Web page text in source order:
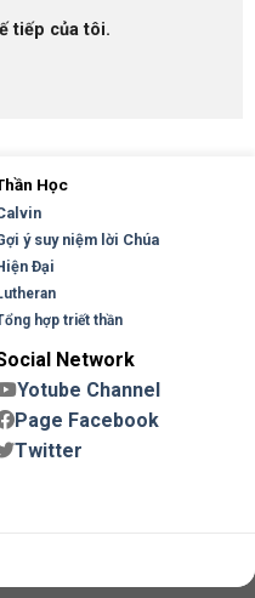
tiếp của tôi.
Học
ý suy niệm lời Chúa
Đại
hợp triết thần
Network
Yotube Channel
Page Facebook
Twitter